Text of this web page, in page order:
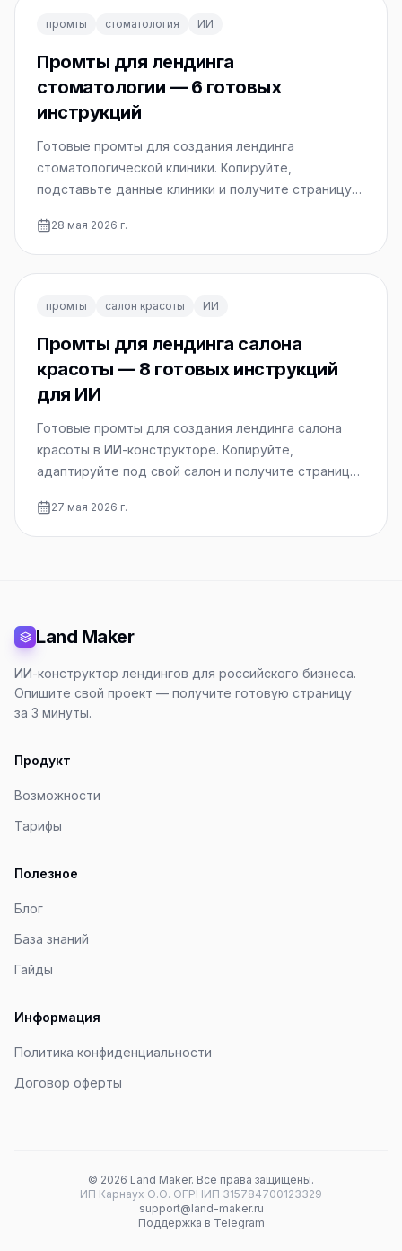
промты стоматология ИИ
Промты для лендинга
стоматологии — 6 готовых
инструкций
Готовые промты для создания лендинга
стоматологической клиники. Копируйте,
подставьте данные клиники и получите страницу
28 мая 2026 г.
промты салон красоты ИИ
Промты для лендинга салона
красоты — 8 готовых инструкций
для ИИ
Готовые промты для создания лендинга салона
красоты в ИИ-конструкторе. Копируйте,
адаптируйте под свой салон и получите страницу
27 мая 2026 г.
Land Maker
ИИ-конструктор лендингов для российского бизнеса.
Опишите свой проект — получите готовую страницу
за 3 минуты.
Продукт
Возможности
Тарифы
Полезное
Блог
База знаний
Гайды
Информация
Политика конфиденциальности
Договор оферты
© 2026 Land Maker. Все права защищены.
ИП Карнаух О.О. ОГРНИП 315784700123329
support@land-maker.ru
Поддержка в Telegram